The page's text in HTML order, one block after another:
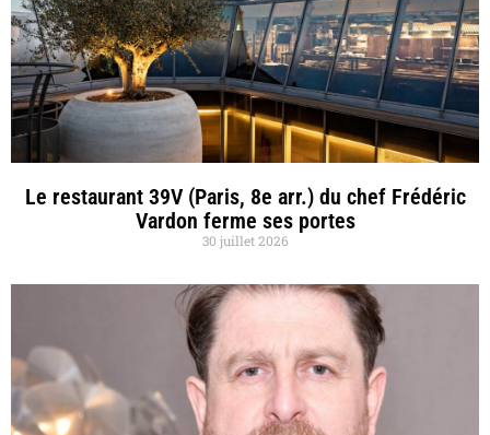
Le restaurant 39V (Paris, 8e arr.) du chef Frédéric
Vardon ferme ses portes
30 juillet 2026